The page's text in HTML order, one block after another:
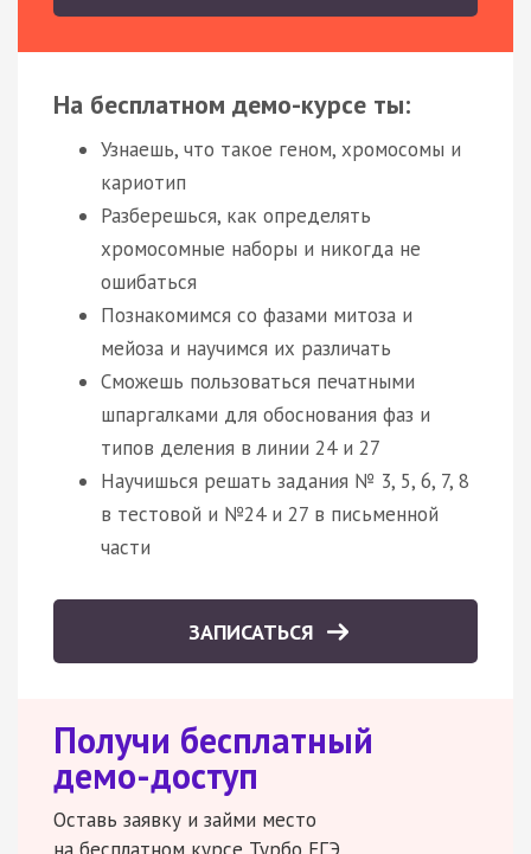
На бесплатном демо-курсе ты:
Узнаешь, что такое геном, хромосомы и
кариотип
Разберешься, как определять
хромосомные наборы и никогда не
ошибаться
Познакомимся со фазами митоза и
мейоза и научимся их различать
Сможешь пользоваться печатными
шпаргалками для обоснования фаз и
типов деления в линии 24 и 27
Научишься решать задания № 3, 5, 6, 7, 8
в тестовой и №24 и 27 в письменной
части
ЗАПИСАТЬСЯ
Получи бесплатный
демо-доступ
Оставь заявку и займи место